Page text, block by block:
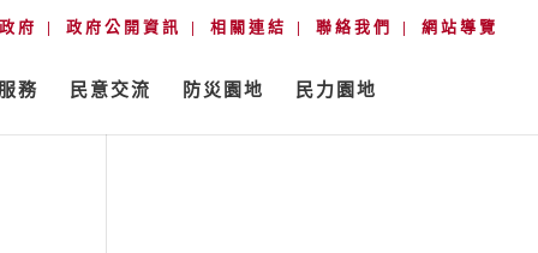
府 政府公開資訊 相關連結 聯絡我們 網站導覽
務 民意交流 防災園地 民力園地